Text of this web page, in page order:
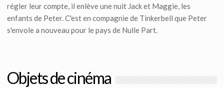
régler leur compte, il enlève une nuit Jack et Maggie, les
enfants de Peter. C'est en compagnie de Tinkerbell que Peter
s'envole a nouveau pour le pays de Nulle Part.
Objets de cinéma